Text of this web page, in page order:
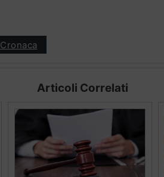
Cronaca
Articoli Correlati